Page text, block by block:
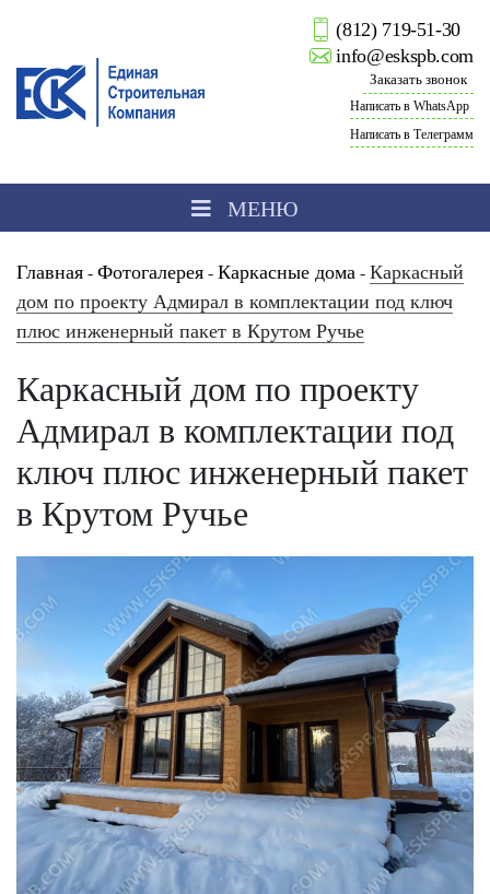
(812) 719-51-30
info@eskspb.com
Заказать звонок
Написать в WhatsApp
Написать в Телеграмм
МЕНЮ
Главная - Фотогалерея - Каркасные дома - Каркасный
дом по проекту Адмирал в комплектации под ключ
плюс инженерный пакет в Крутом Ручье
Каркасный дом по проекту
Адмирал в комплектации под
ключ плюс инженерный пакет
в Крутом Ручье